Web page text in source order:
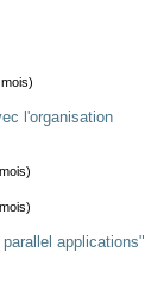
l'organisation
applications"